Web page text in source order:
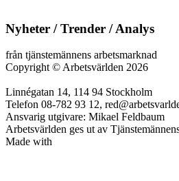
Nyheter / Trender / Analys
från tjänstemännens arbetsmarknad
Copyright © Arbetsvärlden 2026
Linnégatan 14, 114 94 Stockholm
Telefon 08-782 93 12,
Ansvarig utgivare: Mikael Feldbaum
Arbetsvärlden ges ut av
Made with